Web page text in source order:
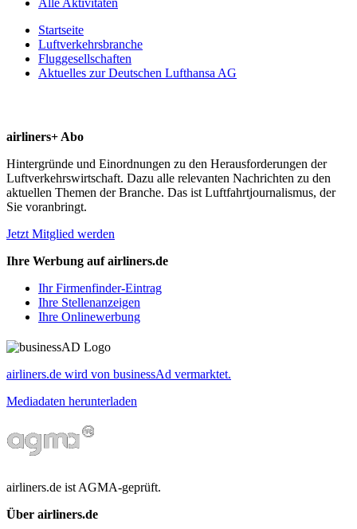
Startseite
Luftverkehrsbranche
Fluggesellschaften
Aktuelles zur Deutschen Lufthansa AG
airliners+ Abo
Hintergründe und Einordnungen zu den Herausforderungen der
Luftverkehrswirtschaft. Dazu alle relevanten Nachrichten zu den
aktuellen Themen der Branche. Das ist Luftfahrtjournalismus, der
Sie voranbringt.
Jetzt Mitglied werden
Ihre Werbung auf airliners.de
Ihr Firmenfinder-Eintrag
Ihre Stellenanzeigen
Ihre Onlinewerbung
airliners.de wird von businessAd vermarktet.
Mediadaten herunterladen
airliners.de ist AGMA-geprüft.
Über airliners.de